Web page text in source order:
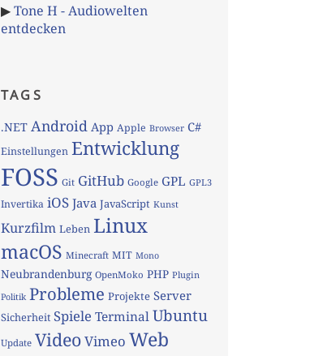
▶Tone H - Audiowelten
entdecken
TAGS
.NET Android App Apple Browser C#
Einstellungen Entwicklung
FOSS Git GitHub Google GPL GPL3
Invertika iOS Java JavaScript Kunst
Kurzfilm Leben Linux
macOS Minecraft MIT Mono
Neubrandenburg OpenMoko PHP Plugin
Politik Probleme Projekte Server
Sicherheit Spiele TerminalUbuntu
Update VideoVimeo Web